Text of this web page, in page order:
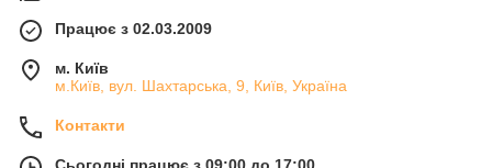
Працює з 02.03.2009
м. Київ
м.Київ, вул. Шахтарська, 9, Київ, Україна
Контакти